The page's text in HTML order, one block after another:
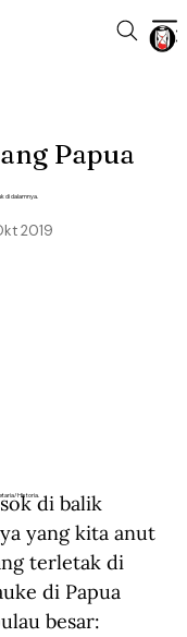
Papua
di dalamnya.
2019
Historia.di balik
yang kita anut
terletak di
di Papua
besar: